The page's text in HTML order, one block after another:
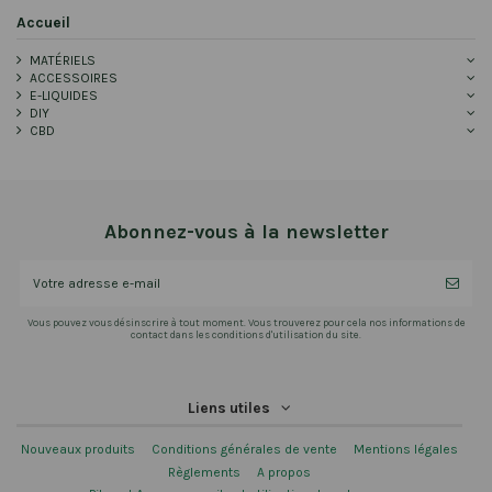
Accueil
MATÉRIELS
ACCESSOIRES
E-LIQUIDES
DIY
CBD
Abonnez-vous à la newsletter
Vous pouvez vous désinscrire à tout moment. Vous trouverez pour cela nos informations de
contact dans les conditions d'utilisation du site.
Liens utiles
Nouveaux produits Conditions générales de vente
Mentions légales
Règlements
A propos